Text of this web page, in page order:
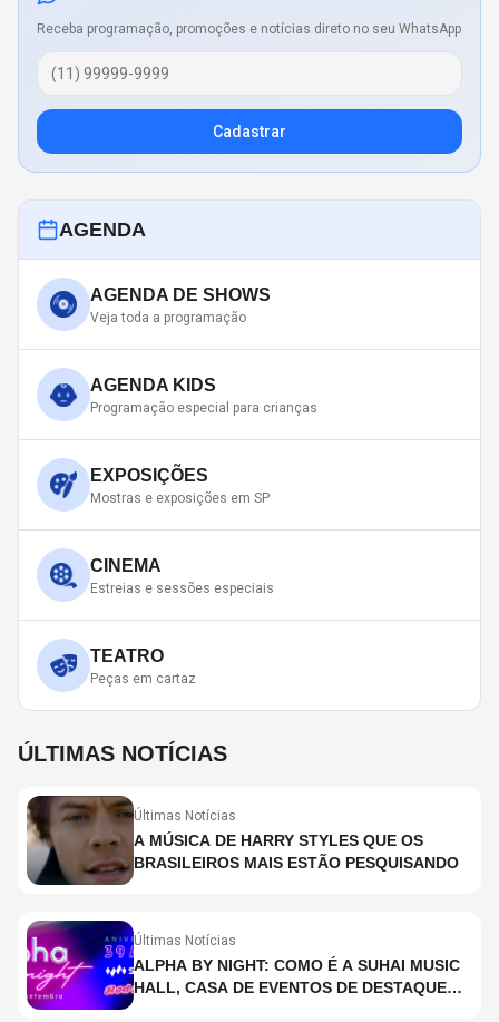
Receba programação, promoções e notícias direto no seu WhatsApp
Cadastrar
AGENDA
AGENDA DE SHOWS
Veja toda a programação
AGENDA KIDS
Programação especial para crianças
EXPOSIÇÕES
Mostras e exposições em SP
CINEMA
Estreias e sessões especiais
TEATRO
Peças em cartaz
ÚLTIMAS NOTÍCIAS
Últimas Notícias
A MÚSICA DE HARRY STYLES QUE OS
BRASILEIROS MAIS ESTÃO PESQUISANDO
Últimas Notícias
ALPHA BY NIGHT: COMO É A SUHAI MUSIC
HALL, CASA DE EVENTOS DE DESTAQUE